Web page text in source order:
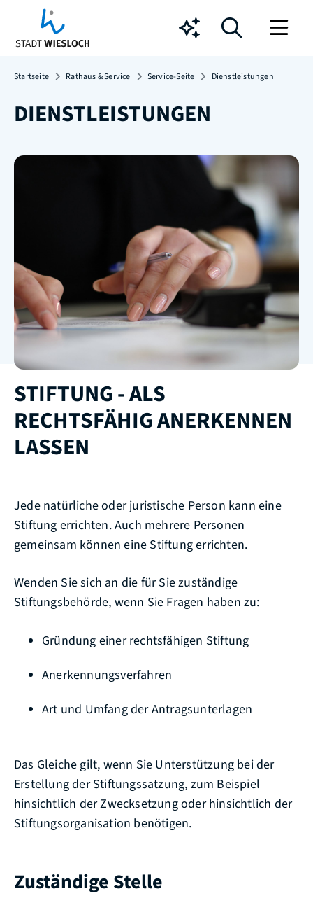
Chatbot
Startseite Rathaus & Service Service-Seite Dienstleistungen
DIENSTLEISTUNGEN
STIFTUNG - ALS
RECHTSFÄHIG ANERKENNEN
LASSEN
Jede natürliche oder juristische Person kann eine
Stiftung errichten.Auch mehrere Personen
gemeinsam können eine Stiftung errichten.
Wenden Sie sich an die für Sie zuständige
Stiftungsbehörde, wenn Sie Fragen haben zu:
Gründung einer rechtsfähigen Stiftung
Anerkennungsverfahren
Art und Umfang der Antragsunterlagen
Das Gleiche gilt, wenn Sie Unterstützung bei der
Erstellung der Stiftungssatzung, zum Beispiel
hinsichtlich der Zwecksetzung oder hinsichtlich der
Stiftungsorganisation benötigen.
Zuständige Stelle